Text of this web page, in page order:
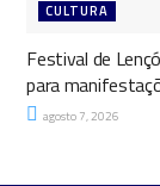
CULTURA
Festival de
para
agosto 7, 2026